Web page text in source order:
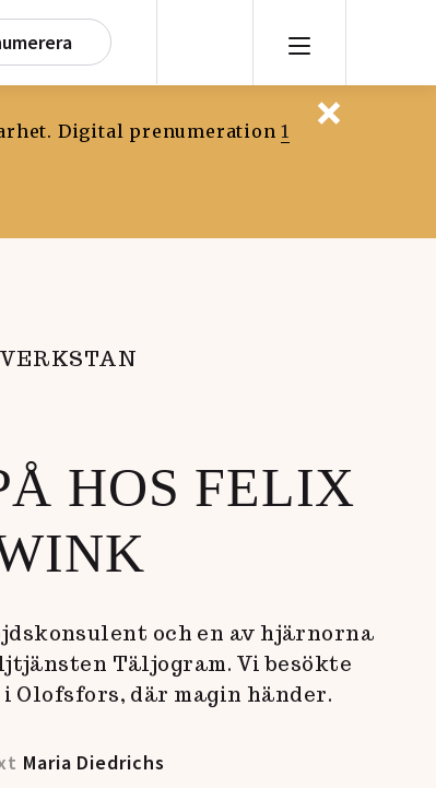
Digital prenumeration1
VERKSTAN
HOS FELIX
och en av hjärnorna
Täljogram. Vi besökte
Olofsfors, där magin händer.
Maria Diedrichs